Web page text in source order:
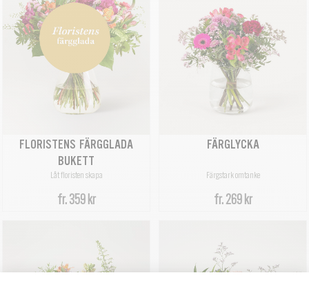
FLORISTENS FÄRGGLADA
BUKETT
Låt floristen skapa
fr.359 kr
FÄRGLYCKA
Färgstark omtanke
fr.269 kr